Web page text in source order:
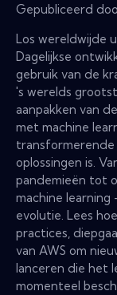
Gepubliceerd
Los wereldwijde
Dagelijkse
gebruik van de
's werelds
aanpakken van
met machine
transformerende
oplossingen is.
pandemieën tot
machine
evolutie. Lees
practices,
van AWS om
lanceren die het
momenteel